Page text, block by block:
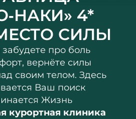
4*
СИЛЫ
про боль
вернёте силы
своим телом. Здесь
Ваш поиск
Жизнь
курортная клиника